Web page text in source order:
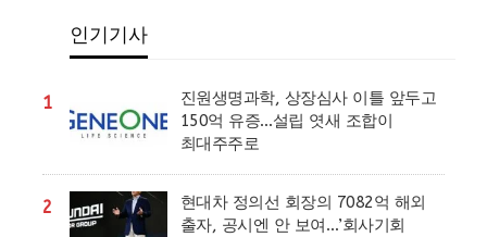
인기기사
1
진원생명과학, 상장심사 이틀 앞두고
150억 유증…설립 엿새 조합이
최대주주로
2
현대차 정의선 회장의 7082억 해외
출자, 공시엔 안 보여…’회사기회